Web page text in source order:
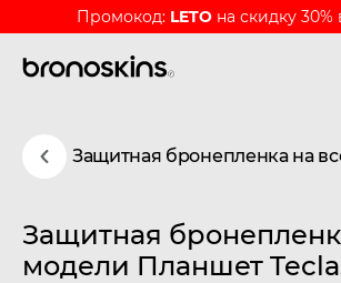
Промокод: LETO на скидку 30%
Защитная
модели Планшет